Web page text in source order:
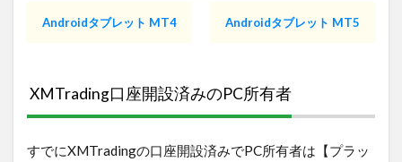
Androidタブレット MT4 Androidタブレット MT5
XMTrading口座開設済みのPC所有者
すでにXMTradingの口座開設済みでPC所有者は【プラッ